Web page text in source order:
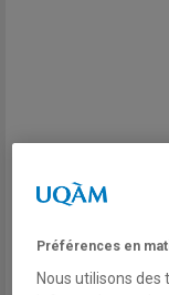
Préférences en
Nous utilisons